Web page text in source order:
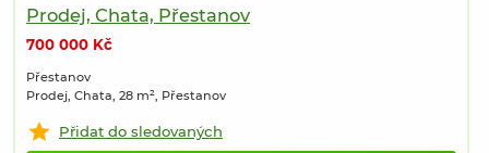
Prodej, Chata, Přestanov
700 000 Kč
Přestanov
Prodej, Chata, 28 m², Přestanov
Přidat do sledovaných